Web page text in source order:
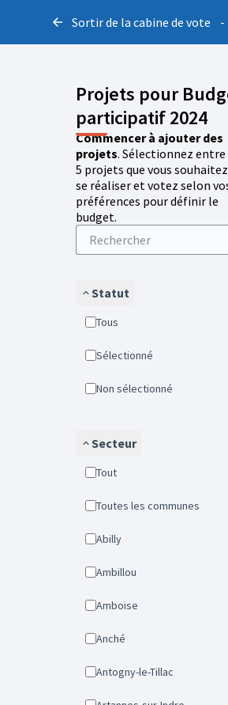
Sortir de la cabine de vote -
Projets pour
participatif 2024
Commencer à ajouter des
projets. Sélectionnez entre
5 projets que vous
se réaliser et votez selon
préférences pour définir le
budget.
Statut
Tous
Sélectionné
Non sélectionné
Secteur
Tout
Toutes les communes
Abilly
Ambillou
Amboise
Anché
Antogny-le-Tillac